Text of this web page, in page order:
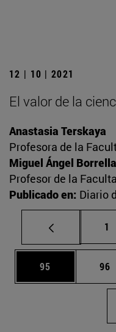
12 | 10 | 2021
El valor de la
Anastasia Terskaya
Profesora de la
Miguel Ángel
Profesor de la
Publicado en: Diario
1
Página
95 96